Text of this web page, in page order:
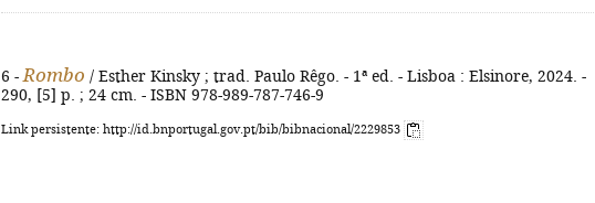
6 - Rombo / Esther Kinsky ; trad. Paulo Rêgo. - 1ª ed. - Lisboa : Elsinore, 2024. -
290, [5] p. ; 24 cm. - ISBN 978-989-787-746-9
Link persistente: http://id.bnportugal.gov.pt/bib/bibnacional/2229853